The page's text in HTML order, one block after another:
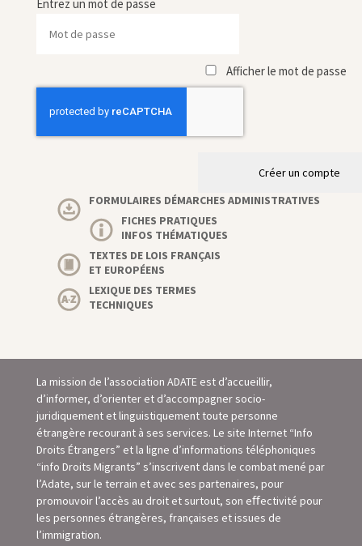
Entrez un mot de passe
Afficher le mot de passe
Créer un compte
FORMULAIRES DÉMARCHES ADMINISTRATIVES
FICHES PRATIQUES
INFOS THÉMATIQUES
TEXTES DE LOIS FRANÇAIS
ET EUROPÉENS
LEXIQUE DES TERMES
TECHNIQUES
La mission de l’association ADATE est d’accueillir,
d’informer, d’orienter et d’accompagner socio-
juridiquement et linguistiquement toute personne
étrangère recourant à ses services. Le site Internet “Info
Droits Étrangers” et la ligne d’informations téléphoniques
“info Droits Migrants” s’inscrivent dans le combat mené par
l’Adate, sur le terrain et avec ses partenaires, pour
promouvoir l’accès au droit et surtout, son eﬀectivité pour
les personnes étrangères, françaises et issues de
l’immigration.